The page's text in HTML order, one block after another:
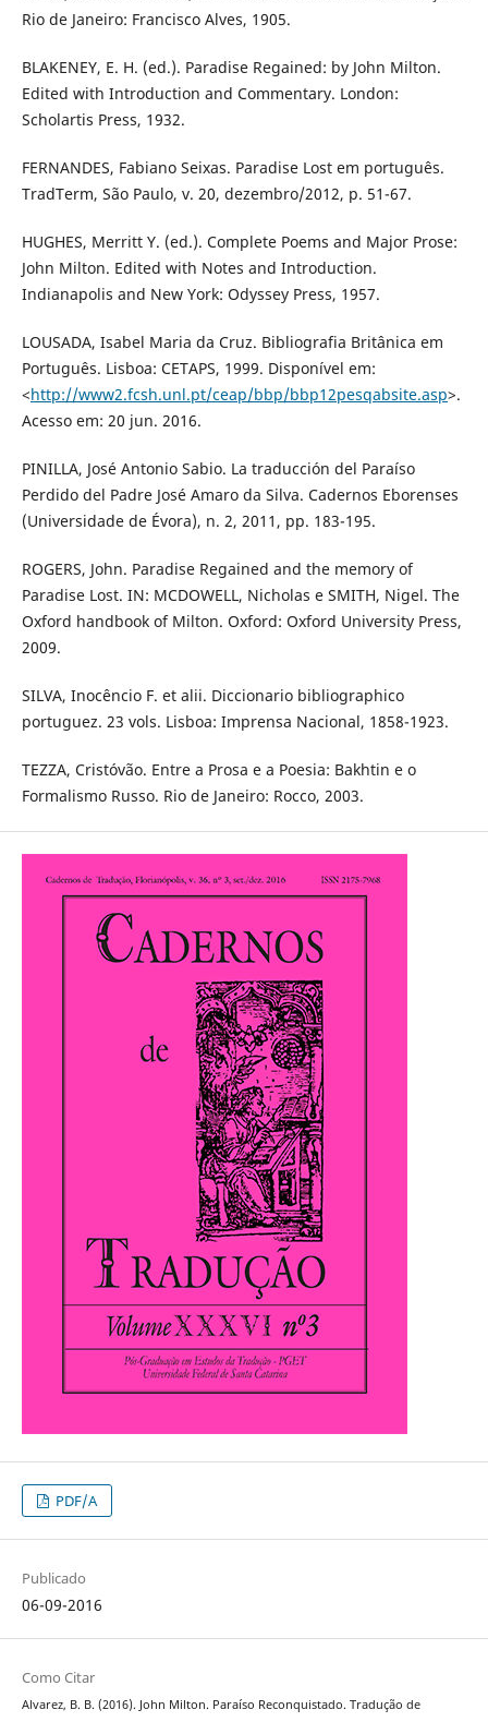
Rio de Janeiro: Francisco Alves, 1905.
BLAKENEY, E. H. (ed.). Paradise Regained: by John Milton.
Edited with Introduction and Commentary. London:
Scholartis Press, 1932.
FERNANDES, Fabiano Seixas. Paradise Lost em português.
TradTerm, São Paulo, v. 20, dezembro/2012, p. 51-67.
HUGHES, Merritt Y. (ed.). Complete Poems and Major Prose:
John Milton. Edited with Notes and Introduction.
Indianapolis and New York: Odyssey Press, 1957.
LOUSADA, Isabel Maria da Cruz. Bibliografia Britânica em
Português. Lisboa: CETAPS, 1999. Disponível em:
<http://www2.fcsh.unl.pt/ceap/bbp/bbp12pesqabsite.asp>.
Acesso em: 20 jun. 2016.
PINILLA, José Antonio Sabio. La traducción del Paraíso
Perdido del Padre José Amaro da Silva. Cadernos Eborenses
(Universidade de Évora), n. 2, 2011, pp. 183-195.
ROGERS, John. Paradise Regained and the memory of
Paradise Lost. IN: MCDOWELL, Nicholas e SMITH, Nigel. The
Oxford handbook of Milton. Oxford: Oxford University Press,
2009.
SILVA, Inocêncio F. et alii. Diccionario bibliographico
portuguez. 23 vols. Lisboa: Imprensa Nacional, 1858-1923.
TEZZA, Cristóvão. Entre a Prosa e a Poesia: Bakhtin e o
Formalismo Russo. Rio de Janeiro: Rocco, 2003.
PDF/A
Publicado
06-09-2016
Como Citar
Alvarez, B. B. (2016). John Milton. Paraíso Reconquistado. Tradução de